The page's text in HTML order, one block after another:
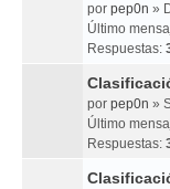
por pep0n »
Último
Respuestas:
por pep0n »
Último
Respuestas: